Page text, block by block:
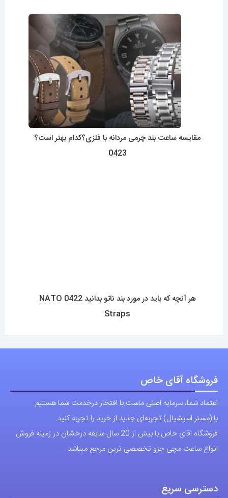
مقایسه ساعت بند چرمی مردانه با فلزی؟کدام بهتر است؟
0423
هر آنچه که باید در مورد بند ناتو بدانید 0422 NATO
Straps
فروشگاه آقای خاص
اعتماد شما، سرمایه اصلی ماست.با افتخار درخدمت شما هستیم.
با (مستر اسپشیال) تجربه‌ای جدید از خرید را تجربه کنید.
فروشگاه اقای خاص با بیش از 20 سال سابقه درخشان در زمینه فروش
انواع ساعت مچی جزو تخصصی ترین مرجع میباشد .
دسترسی سریع